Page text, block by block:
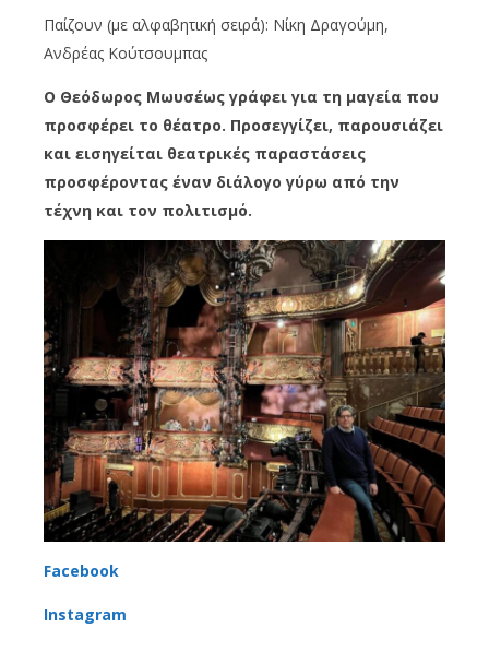
Παίζουν (με αλφαβητική σειρά): Νίκη Δραγούμη,
Ανδρέας Κούτσουμπας
Ο Θεόδωρος Μωυσέως γράφει για τη μαγεία που
προσφέρει το θέατρο. Προσεγγίζει, παρουσιάζει
και εισηγείται θεατρικές παραστάσεις
προσφέροντας έναν διάλογο γύρω από την
τέχνη και τον πολιτισμό.
Facebook
Instagram